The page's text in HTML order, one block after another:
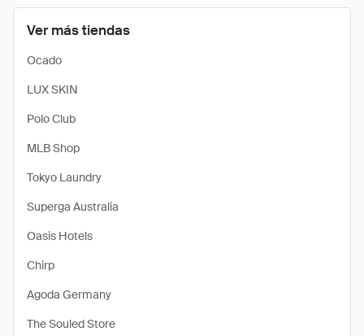
Ver más tiendas
Ocado
LUX SKIN
Polo Club
MLB Shop
Tokyo Laundry
Superga Australia
Oasis Hotels
Chirp
Agoda Germany
The Souled Store